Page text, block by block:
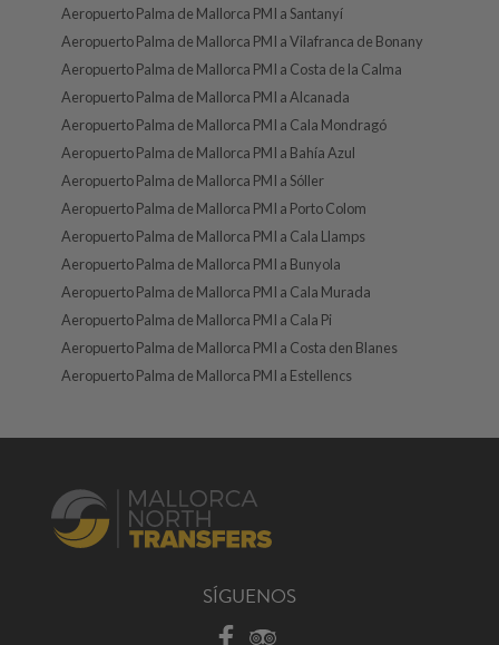
Aeropuerto Palma de Mallorca PMI a Santanyí
Aeropuerto Palma de Mallorca PMI a Vilafranca de Bonany
Aeropuerto Palma de Mallorca PMI a Costa de la Calma
Aeropuerto Palma de Mallorca PMI a Alcanada
Aeropuerto Palma de Mallorca PMI a Cala Mondragó
Aeropuerto Palma de Mallorca PMI a Bahía Azul
Aeropuerto Palma de Mallorca PMI a Sóller
Aeropuerto Palma de Mallorca PMI a Porto Colom
Aeropuerto Palma de Mallorca PMI a Cala Llamps
Aeropuerto Palma de Mallorca PMI a Bunyola
Aeropuerto Palma de Mallorca PMI a Cala Murada
Aeropuerto Palma de Mallorca PMI a Cala Pi
Aeropuerto Palma de Mallorca PMI a Costa den Blanes
Aeropuerto Palma de Mallorca PMI a Estellencs
SÍGUENOS